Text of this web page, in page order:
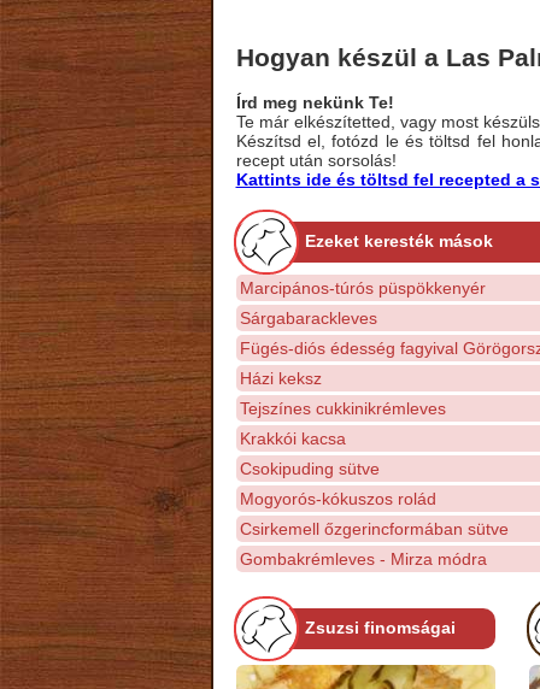
Hogyan készül a Las
Írd meg nekünk Te!
Te már elkészítetted, vagy most
Készítsd el, fotózd le és töltsd fel
recept után sorsolás!
Kattints ide és töltsd fel recepted a
Ezeket keresték mások
Marcipános-túrós püspökkenyér
Sárgabarackleves
Fügés-diós édesség fagyival
Házi keksz
Tejszínes cukkinikrémleves
Krakkói kacsa
Csokipuding sütve
Mogyorós-kókuszos rolád
Csirkemell őzgerincformában sütve
Gombakrémleves - Mirza módra
Zsuzsi finomságai